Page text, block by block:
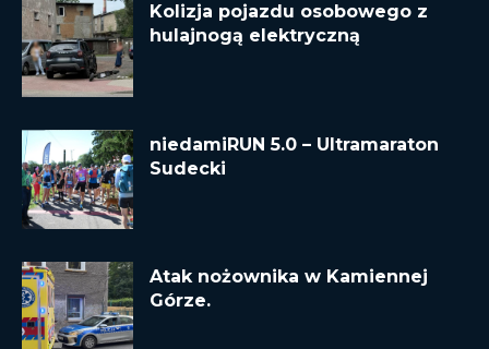
Kolizja pojazdu osobowego z
hulajnogą elektryczną
niedamiRUN 5.0 – Ultramaraton
Sudecki
Atak nożownika w Kamiennej
Górze.